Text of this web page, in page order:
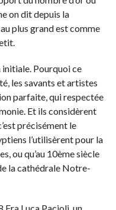
on dit depuis la
plus grand est comme
Pourquoi ce
les savants et artistes
parfaite, qui respectée
Et ils considèrent
précisément le
l’utilisèrent pour la
ou qu’au 10ème siècle
la cathédrale Notre-